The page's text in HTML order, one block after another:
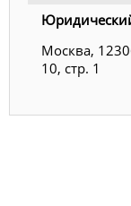
Москва,
10, стр. 1